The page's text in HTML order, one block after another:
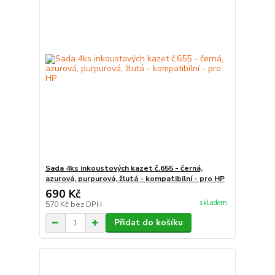
Sada 4ks inkoustových kazet č.655 - černá,
azurová, purpurová, žlutá - kompatibilní - pro HP
690 Kč
570 Kč bez DPH skladem
Přidat do košíku